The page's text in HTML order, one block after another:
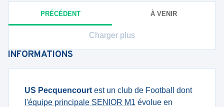
PRÉCÉDENT À VENIR
Charger plus
INFORMATIONS
US Pecquencourt est un club de Football dont
l'équipe principale SENIOR M1 évolue en